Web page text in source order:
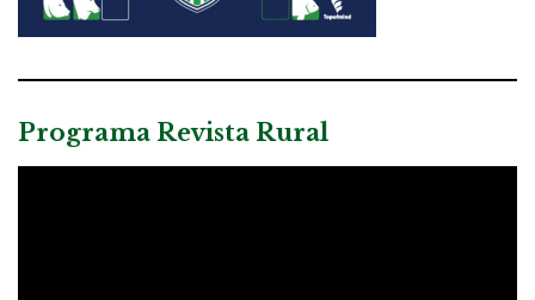
Programa Revista Rural